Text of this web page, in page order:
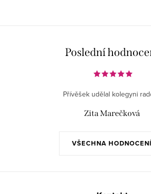
Poslední
VŠECHNA HODNOCENÍ
Přívěšek udělal kolegyni
Zita Marečková